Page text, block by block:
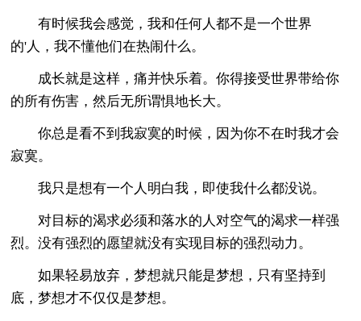
有时候我会感觉，我和任何人都不是一个世界
的'人，我不懂他们在热闹什么。
成长就是这样，痛并快乐着。你得接受世界带给你
的所有伤害，然后无所谓惧地长大。
你总是看不到我寂寞的时候，因为你不在时我才会
寂寞。
我只是想有一个人明白我，即使我什么都没说。
对目标的渴求必须和落水的人对空气的渴求一样强
烈。没有强烈的愿望就没有实现目标的强烈动力。
如果轻易放弃，梦想就只能是梦想，只有坚持到
底，梦想才不仅仅是梦想。